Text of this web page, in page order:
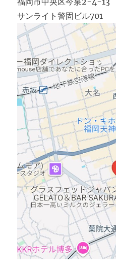
サンライト警固ビル701